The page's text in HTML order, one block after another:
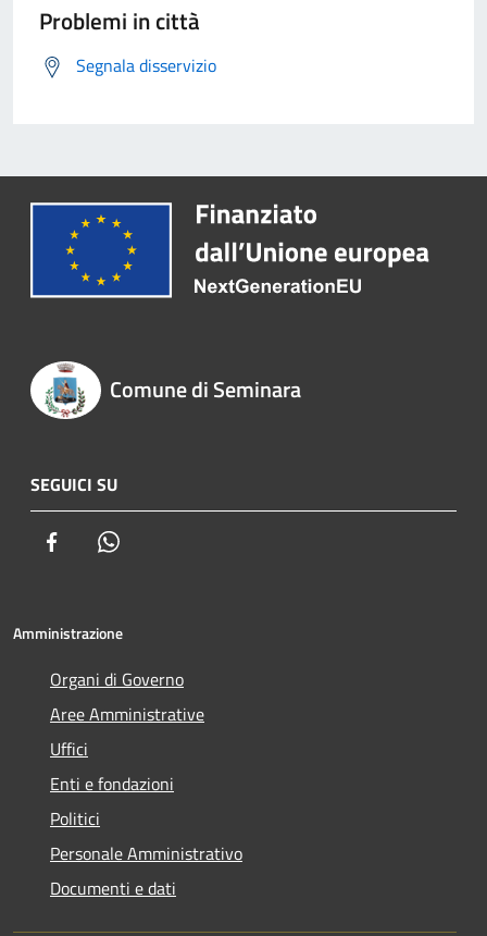
Problemi in città
Segnala disservizio
Comune di Seminara
SEGUICI SU
Facebook
Amministrazione
Organi di Governo
Aree Amministrative
Uffici
Enti e fondazioni
Politici
Personale Amministrativo
Documenti e dati